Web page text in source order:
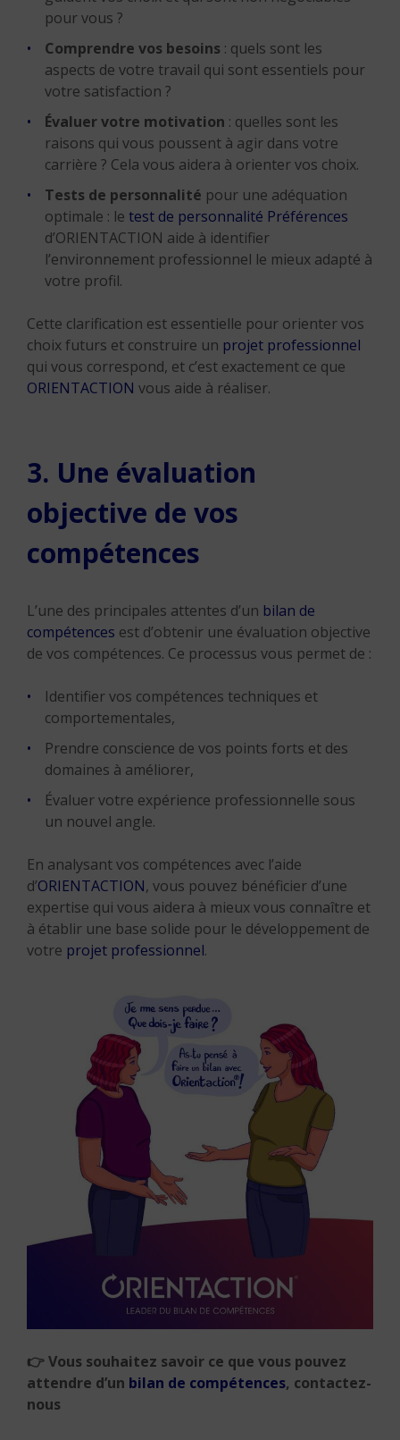
pour vous ?
Comprendre vos besoins : quels sont les
aspects de votre travail qui sont essentiels pour
votre satisfaction ?
Évaluer votre motivation : quelles sont les
raisons qui vous poussent à agir dans votre
carrière ? Cela vous aidera à orienter vos choix.
Tests de personnalité pour une adéquation
optimale : le test de personnalité Préférences
d’ORIENTACTION aide à identifier
l’environnement professionnel le mieux adapté à
votre profil.
Cette clarification est essentielle pour orienter vos
choix futurs et construire un projet professionnel
qui vous correspond, et c’est exactement ce que
ORIENTACTION vous aide à réaliser.
3. Une évaluation
objective de vos
compétences
L’une des principales attentes d’un bilan de
compétences est d’obtenir une évaluation objective
de vos compétences. Ce processus vous permet de :
Identifier vos compétences techniques et
comportementales,
Prendre conscience de vos points forts et des
domaines à améliorer,
Évaluer votre expérience professionnelle sous
un nouvel angle.
En analysant vos compétences avec l’aide
d’ORIENTACTION, vous pouvez bénéficier d’une
expertise qui vous aidera à mieux vous connaître et
à établir une base solide pour le développement de
votre projet professionnel.
👉Vous souhaitez savoir ce que vous pouvez
attendre d’un bilan de compétences, contactez-
nous